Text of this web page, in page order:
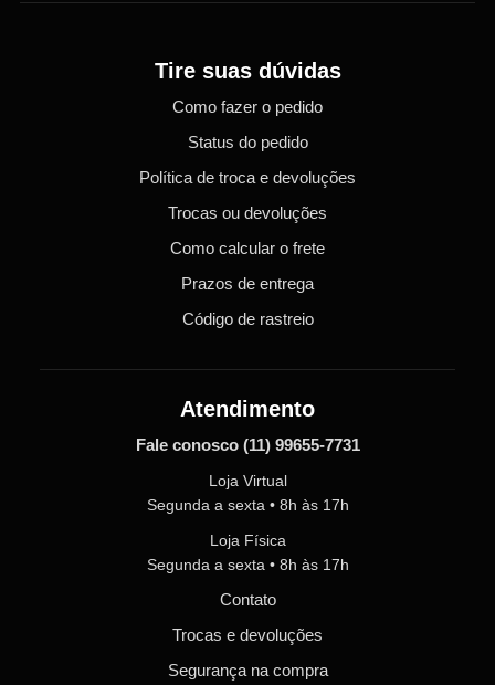
Tire suas dúvidas
Como fazer o pedido
Status do pedido
Política de troca e devoluções
Trocas ou devoluções
Como calcular o frete
Prazos de entrega
Código de rastreio
Atendimento
Fale conosco (11) 99655-7731
Loja Virtual
Segunda a sexta • 8h às 17h
Loja Física
Segunda a sexta • 8h às 17h
Contato
Trocas e devoluções
Segurança na compra